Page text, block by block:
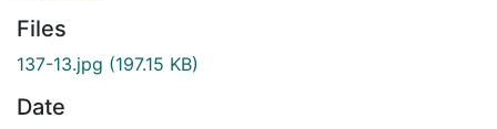
Files
137-13.jpg (197.15 KB)
Date